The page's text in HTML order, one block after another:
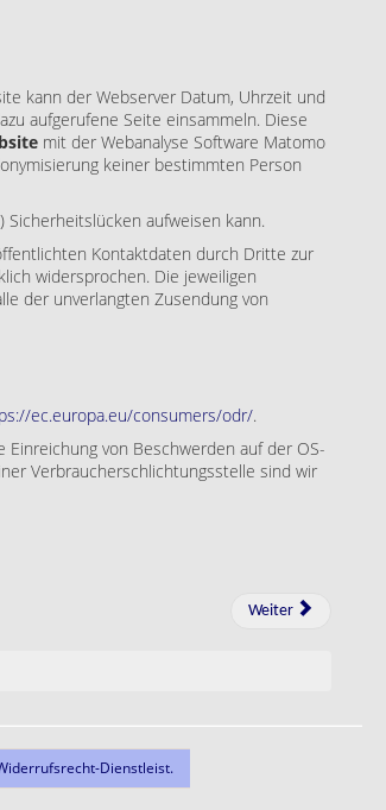
kann der Webserver Datum, Uhrzeit und
aufgerufene Seite einsammeln. Diese
mit der Webanalyse Software Matomo
keiner bestimmten Person
aufweisen kann.
Kontaktdaten durch Dritte zur
widersprochen. Die jeweiligen
der unverlangten Zusendung von
ec.europa.eu/consumers/odr/.
von Beschwerden auf der OS-
Verbraucherschlichtungsstelle sind wir
Weiter
Dienstleist.